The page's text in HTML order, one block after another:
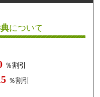
について
％割引
％割引